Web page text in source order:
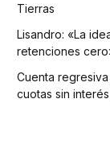
Tierras
Lisandro: «La
retenciones
Cuenta
cuotas sin